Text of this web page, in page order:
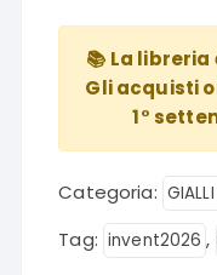
📚 La
Gli acquisti
1°
Categoria:
Tag: invent2026 ,